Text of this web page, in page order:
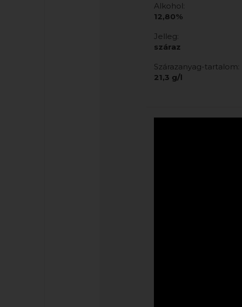
Alkohol:
12,80%
Jelleg:
száraz
Szárazanyag-tartalom:
21,3 g/l